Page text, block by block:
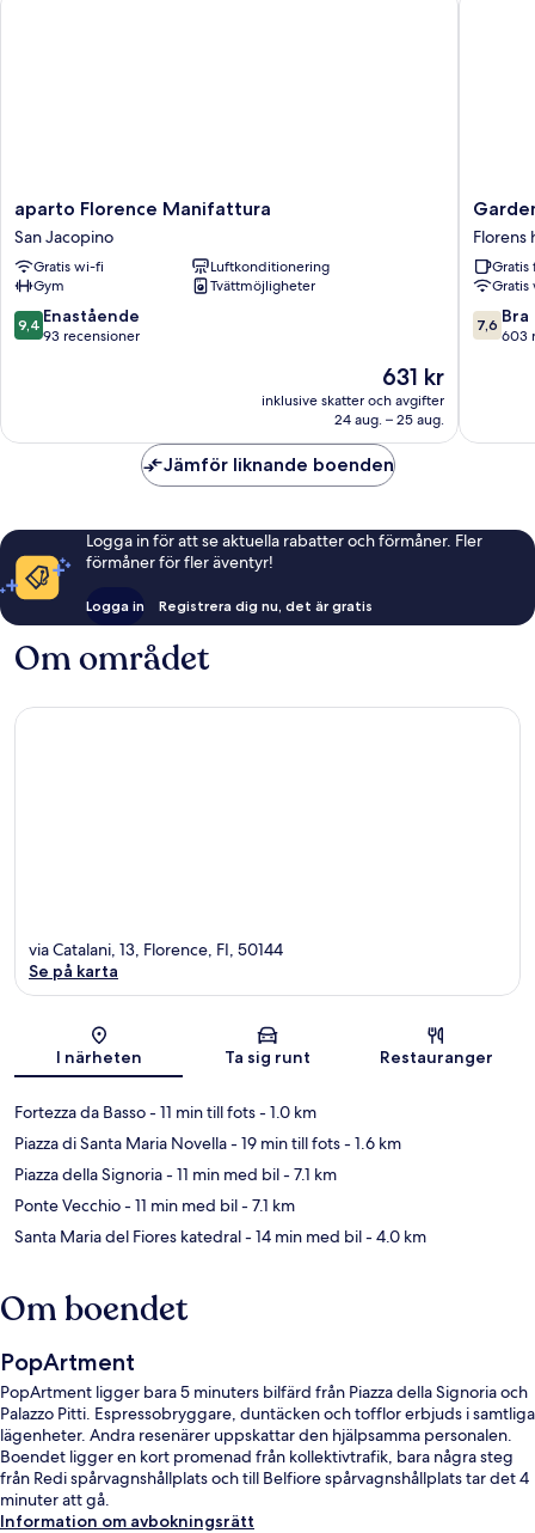
aparto
Florence
Manifattura
San
Jacopino
aparto Florence Manifattura
San Jacopino
Gratis wi-fi
Luftkonditionering
Gym
Tvättmöjligheter
9.4
av
9,4 Enastående
93 recensioner
Priset
är
631 kr
631 kr
inklusive skatter och avgifter
24 aug. – 25 aug.
Garden
Blue
Florens
centrum
Florens
Gratis
7.6
av
7,6 Bra
603
Jämför liknande boenden
Logga in för att se aktuella rabatter och förmåner. Fler
förmåner för fler äventyr!
Logga in Registrera dig nu, det är gratis
Om området
Karta
via Catalani, 13, Florence, FI, 50144
Se på karta
I närheten Ta sig runt Restauranger
Fortezza da Basso- 11 min till fots- 1.0 km
Piazza di Santa Maria Novella- 19 min till fots- 1.6 km
Piazza della Signoria- 11 min med bil- 7.1 km
Ponte Vecchio- 11 min med bil- 7.1 km
Santa Maria del Fiores katedral- 14 min med bil- 4.0 km
Om boendet
PopArtment
PopArtment ligger bara 5 minuters bilfärd från Piazza della Signoria och
Palazzo Pitti. Espressobryggare, duntäcken och tofflor erbjuds i samtliga
lägenheter. Andra resenärer uppskattar den hjälpsamma personalen.
Boendet ligger en kort promenad från kollektivtrafik, bara några steg
från Redi spårvagnshållplats och till Belfiore spårvagnshållplats tar det 4
minuter att gå.
Information om avbokningsrätt